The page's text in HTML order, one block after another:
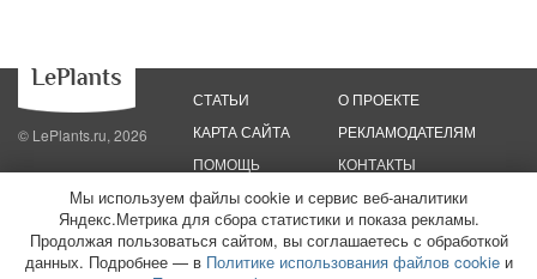
© LePlants.ru, 2026
СТАТЬИ
КАРТА САЙТА
ПОМОЩЬ
О ПРОЕКТЕ
РЕКЛАМОДАТЕЛЯМ
КОНТАКТЫ
Политика конфиденциальности
Политика использования файлов cookie
Пользовательское соглашение
Редакционные стандарты
ООО «Трафик»
ИНН 7813175200 ОГРН 1027806866724
Монетизация
Мы используем файлы cookie и сервис веб-аналитики
Яндекс.Метрика для сбора статистики и показа рекламы.
Продолжая пользоваться сайтом, вы соглашаетесь с обработкой
данных. Подробнее — в Политике использования файлов cookieи